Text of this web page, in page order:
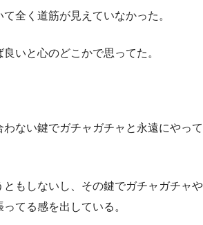
全く道筋が見えていなかった。
いと心のどこかで思ってた。
ない鍵でガチャガチャと永遠にやって
もしないし、その鍵でガチャガチャや
てる感を出している。